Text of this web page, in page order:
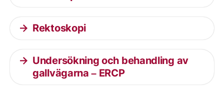
Rektoskopi
Undersökning och behandling av
gallvägarna – ERCP